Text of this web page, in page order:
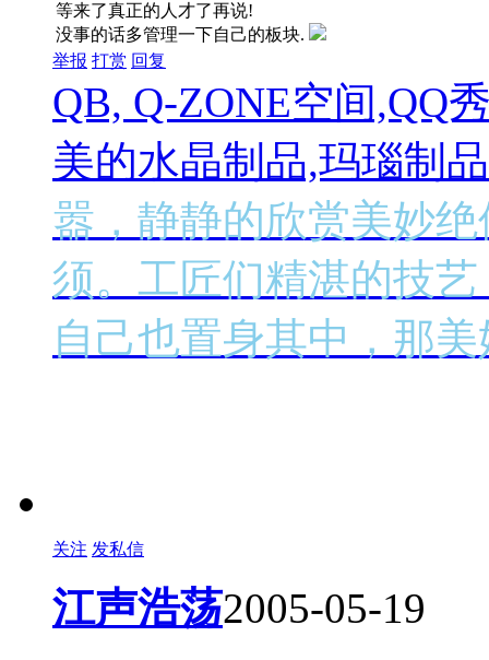
等来了真正的人才了再说!
没事的话多管理一下自己的板块.
举报 打赏 回复
QB, Q-ZONE空间,QQ
美的水晶制品,玛瑙制
嚣，静静的欣赏美妙
须。工匠们精湛的技
自己也置身其中，那
关注 发私信
江声浩荡2005-05-19